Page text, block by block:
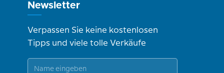
Newsletter
Verpassen Sie keine kostenlosen
Tipps und viele tolle Verkäufe